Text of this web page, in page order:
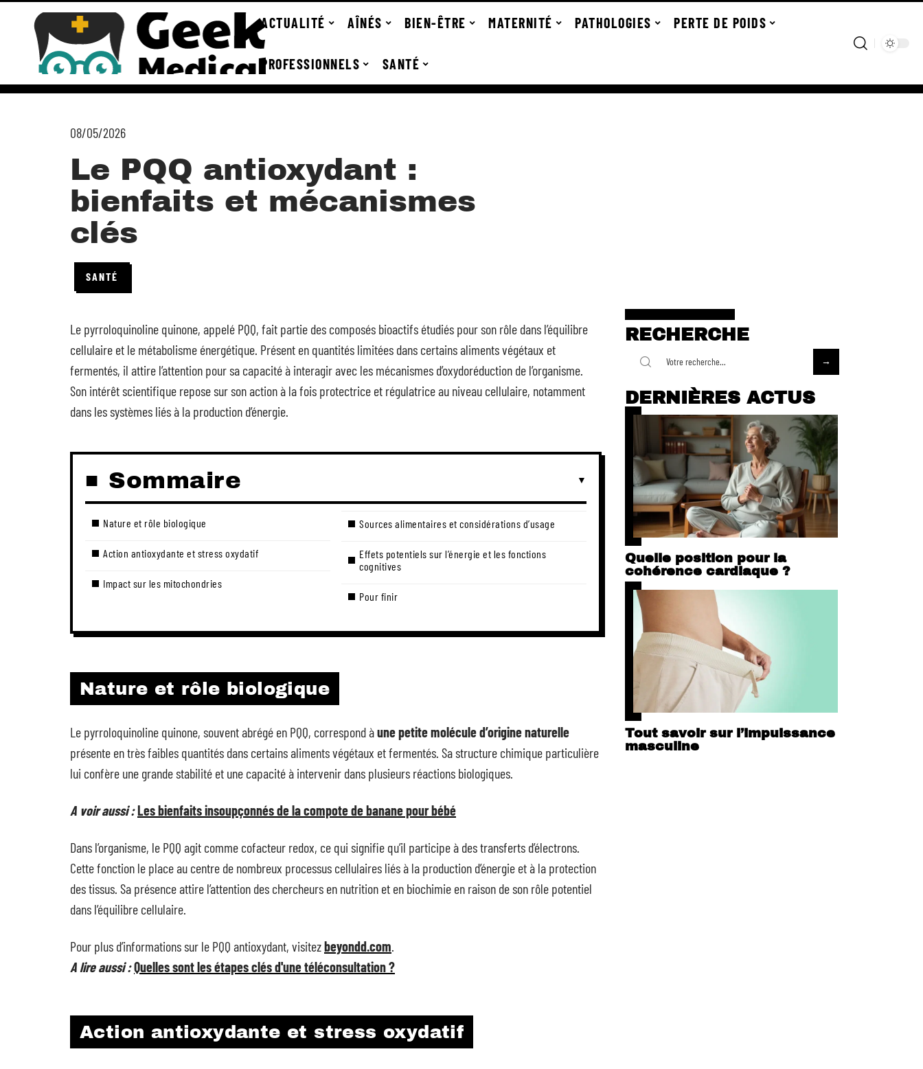
ACTUALITÉ AÎNÉS BIEN-ÊTRE MATERNITÉ PATHOLOGIES PERTE DE POIDS
PROFESSIONNELS SANTÉ
08/05/2026
Le PQQ antioxydant :
bienfaits et mécanismes
clés
SANTÉ
Le pyrroloquinoline quinone, appelé PQQ, fait partie des composés bioactifs étudiés pour son rôle dans l’équilibre
cellulaire et le métabolisme énergétique. Présent en quantités limitées dans certains aliments végétaux et
fermentés, il attire l’attention pour sa capacité à interagir avec les mécanismes d’oxydoréduction de l’organisme.
Son intérêt scientifique repose sur son action à la fois protectrice et régulatrice au niveau cellulaire, notamment
dans les systèmes liés à la production d’énergie.
Sommaire
Nature et rôle biologique
Action antioxydante et stress oxydatif
Impact sur les mitochondries
Sources alimentaires et considérations d’usage
Effets potentiels sur l’énergie et les fonctions
cognitives
Pour finir
Nature et rôle biologique
Le pyrroloquinoline quinone, souvent abrégé en PQQ, correspond àune petite molécule d’origine naturelle
présente en très faibles quantités dans certains aliments végétaux et fermentés. Sa structure chimique particulière
lui confère une grande stabilité et une capacité à intervenir dans plusieurs réactions biologiques.
A voir aussi :Les bienfaits insoupçonnés de la compote de banane pour bébé
Dans l’organisme, le PQQ agit comme cofacteur redox, ce qui signifie qu’il participe à des transferts d’électrons.
Cette fonction le place au centre de nombreux processus cellulaires liés à la production d’énergie et à la protection
des tissus. Sa présence attire l’attention des chercheurs en nutrition et en biochimie en raison de son rôle potentiel
dans l’équilibre cellulaire.
Pour plus d’informations sur le PQQ antioxydant, visitezbeyondd.com.
A lire aussi :Quelles sont les étapes clés d'une téléconsultation ?
Action antioxydante et stress oxydatif
RECHERCHE
DERNIÈRES ACTUS
Quelle position pour la
cohérence cardiaque ?
Tout savoir sur l’impuissance
masculine